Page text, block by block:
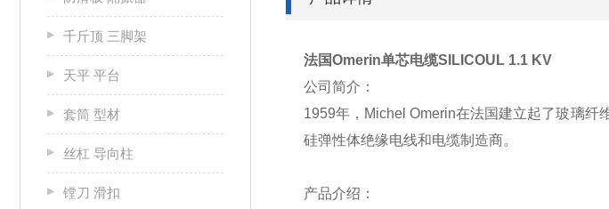
千斤顶 三脚架
天平 平台
套筒 型材
丝杠 导向柱
镗刀 滑扣
法国Omerin单芯电缆SILICOUL 1.1 KV
公司简介：
1959年，Michel Omerin在法国建立起了玻璃纤
硅弹性体绝缘电线和电缆制造商。
产品介绍：